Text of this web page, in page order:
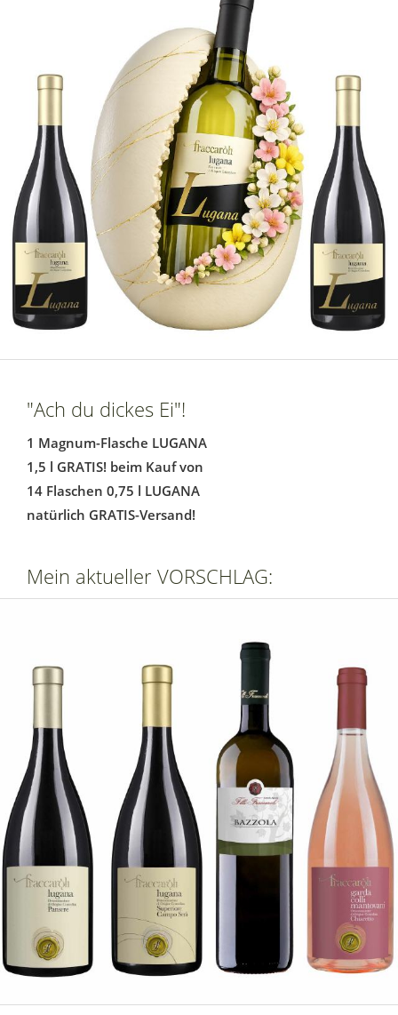
"Ach du dickes Ei"!
1 Magnum-Flasche LUGANA
1,5 l GRATIS! beim Kauf von
14 Flaschen 0,75 l LUGANA
natürlich GRATIS-Versand!
Mein aktueller VORSCHLAG: